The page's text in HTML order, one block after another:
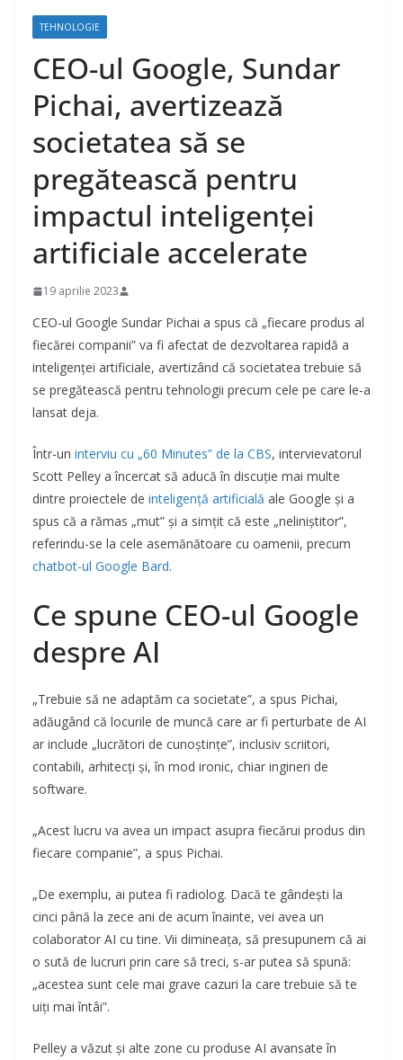
TEHNOLOGIE
CEO-ul Google, Sundar
Pichai, avertizează
societatea să se
pregătească pentru
impactul inteligenței
artificiale accelerate
19 aprilie 2023
CEO-ul Google Sundar Pichai a spus că „fiecare produs al
fiecărei companii” va fi afectat de dezvoltarea rapidă a
inteligenței artificiale, avertizând că societatea trebuie să
se pregătească pentru tehnologii precum cele pe care le-a
lansat deja.
Într-un interviu cu „60 Minutes” de la CBS, intervievatorul
Scott Pelley a încercat să aducă în discuție mai multe
dintre proiectele de inteligență artificială ale Google și a
spus că a rămas „mut” și a simțit că este „neliniștitor”,
referindu-se la cele asemănătoare cu oamenii, precum
chatbot-ul Google Bard.
Ce spune CEO-ul Google
despre AI
„Trebuie să ne adaptăm ca societate”, a spus Pichai,
adăugând că locurile de muncă care ar fi perturbate de AI
ar include „lucrători de cunoștințe”, inclusiv scriitori,
contabili, arhitecți și, în mod ironic, chiar ingineri de
software.
„Acest lucru va avea un impact asupra fiecărui produs din
fiecare companie”, a spus Pichai.
„De exemplu, ai putea fi radiolog. Dacă te gândești la
cinci până la zece ani de acum înainte, vei avea un
colaborator AI cu tine. Vii dimineața, să presupunem că ai
o sută de lucruri prin care să treci, s-ar putea să spună:
„acestea sunt cele mai grave cazuri la care trebuie să te
uiți mai întâi”.
Pelley a văzut și alte zone cu produse AI avansate în